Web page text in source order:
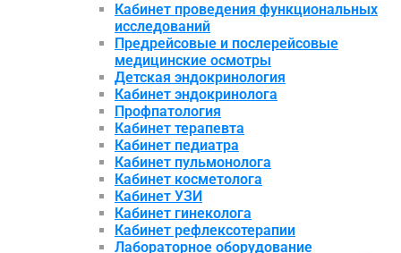
Кабинет проведения функциональных
исследований
Предрейсовые и послерейсовые
медицинские осмотры
Детская эндокринология
Кабинет эндокринолога
Профпатология
Кабинет терапевта
Кабинет педиатра
Кабинет пульмонолога
Кабинет косметолога
Кабинет УЗИ
Кабинет гинеколога
Кабинет рефлексотерапии
Лабораторное оборудование